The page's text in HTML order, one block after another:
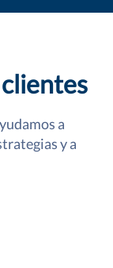
a
y a